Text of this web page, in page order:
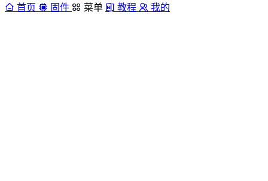
首页
固件 菜单 教程 我的